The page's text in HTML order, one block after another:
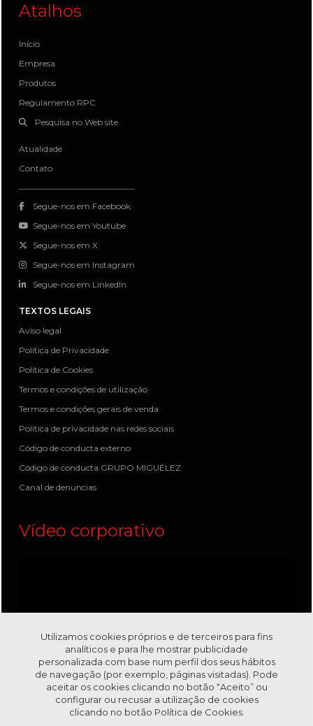
Atalhos
Início
Empresa
Produtos
Regulamento RPC
Pesquisa no Web site
Atualidade
Contato
Segue-nos em Facebook
Segue-nos em Youtube
Segue-nos em X
Segue-nos em Instagram
Segue-nos em LinkedIn
TEXTOS LEGAIS
Aviso legal
Política de Privacidade
Política de Cookies
Termos e condições de utilização
Termos e condições gerais de venda
Política de privacidade nas redes sociais
Código de conducta externo
Código de conducta GRUPO MIGUÉLEZ
Canal de denuncias
Vídeo corporativo
Utilizamos cookies próprios e de terceiros para fins
analíticos e para lhe mostrar publicidade
personalizada com base num perfil dos seus hábitos
de navegação (por exemplo, páginas visitadas). Pode
aceitar os cookies clicando no botão “Aceito” ou
configurar ou recusar a utilização de cookies
clicando no botão Política de Cookies.